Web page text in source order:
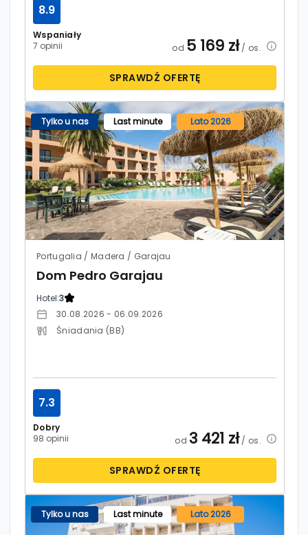
Wspaniały
7 opinii
8.9
od 5 169 zł/ os.
SPRAWDŹ OFERTĘ
Tylko u nas Last minute Lato 2026
Portugalia / Madera / Garajau
Dom Pedro Garajau
Hotel:3
30.08.2026 - 06.09.2026
Śniadania (BB)
Dobry
98 opinii
7.3
od 3 421 zł/ os.
SPRAWDŹ OFERTĘ
Tylko u nas Last minute Lato 2026